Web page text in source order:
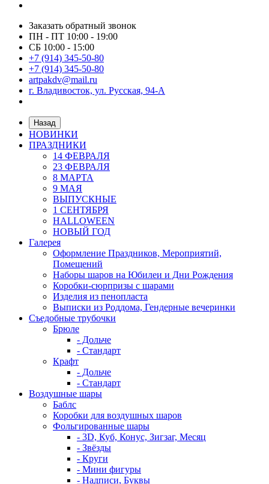
Заказать обратный звонок
ПН - ПТ 10:00 - 19:00
СБ 10:00 - 15:00
+7 (914) 345-50-80
+7 (914) 345-50-80
artpakdv@mail.ru
г. Владивосток, ул. Русская, 94-А
Назад
НОВИНКИ
ПРАЗДНИКИ
14 ФЕВРАЛЯ
23 ФЕВРАЛЯ
8 МАРТА
9 МАЯ
ВЫПУСКНЫЕ
1 СЕНТЯБРЯ
HALLOWEEN
НОВЫЙ ГОД
Галерея
Оформление Праздников, Мероприятий,
Помещений
Наборы шаров на Юбилеи и Дни Рождения
Коробки-сюрпризы с шарами
Изделия из пенопласта
Выписки из Роддома, Гендерные вечеринки
Съедобные трубочки
Брюле
- Дольче
- Стандарт
Крафт
- Дольче
- Стандарт
Воздушные шары
Баблс
Коробки для воздушных шаров
Фольгированные шары
- 3D, Куб, Конус, Зигзаг, Месяц
- Звёзды
- Круги
- Мини фигуры
- Надписи, Буквы